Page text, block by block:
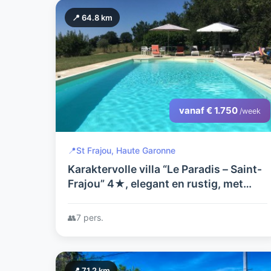
📍 64.8 km
vanaf € 1.750 /week
📍St Frajou, Haute Garonne
Karaktervolle villa “Le Paradis – Saint-
Frajou” 4★, elegant en rustig, met
Pyreneeënketen.
👥7 pers.